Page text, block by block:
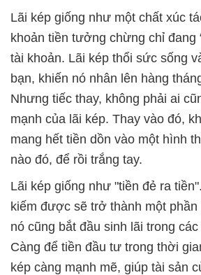
Lãi kép giống như một chất xúc
khoản tiền tưởng chừng chỉ đang
tài khoản. Lãi kép thổi sức sống
bạn, khiến nó nhân lên hàng
Nhưng tiếc thay, không phải ai
mạnh của lãi kép. Thay vào đó,
mang hết tiền dồn vào một hình
nào đó, để rồi trắng tay.
Lãi kép giống như "tiền đẻ ra
kiếm được sẽ trở thành một phần
nó cũng bắt đầu sinh lãi trong
Càng để tiền đầu tư trong thời
kép càng mạnh mẽ, giúp tài sản